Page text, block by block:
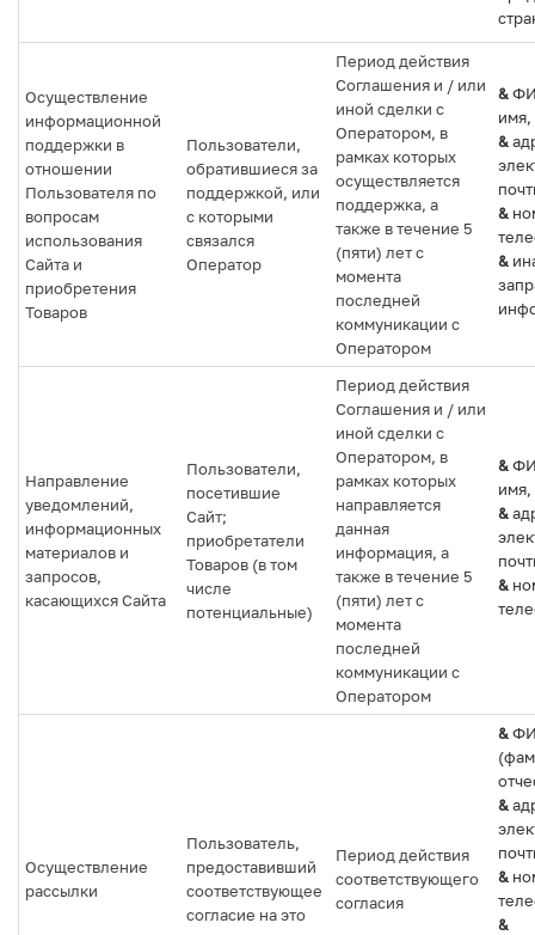
Осуществление
информационной
поддержки в
отношении
Пользователя по
вопросам
использования
Сайта и
приобретения
Товаров
Пользователи,
обратившиеся за
поддержкой, или
с которыми
связался
Оператор
Период действия
Соглашения и / или
иной сделки с
Оператором, в
рамках которых
осуществляется
поддержка, а
также в течение 5
(пяти) лет с
момента
последней
коммуникации с
Оператором
&
имя,
&
&
&
Направление
уведомлений,
информационных
материалов и
запросов,
касающихся Сайта
Пользователи,
посетившие
Сайт;
приобретатели
Товаров (в том
числе
потенциальные)
Период действия
Соглашения и / или
иной сделки с
Оператором, в
рамках которых
направляется
данная
информация, а
также в течение 5
(пяти) лет с
момента
последней
коммуникации с
Оператором
&
имя,
&
&
Осуществление
рассылки
Пользователь,
предоставивший
соответствующее
согласие на это
Период действия
соответствующего
согласия
&
&
&
&